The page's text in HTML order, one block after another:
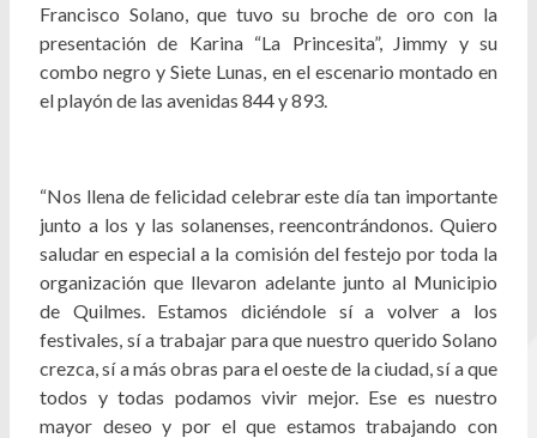
Francisco Solano, que tuvo su broche de oro con la
presentación de Karina “La Princesita”, Jimmy y su
combo negro y Siete Lunas, en el escenario montado en
el playón de las avenidas 844 y 893.
“Nos llena de felicidad celebrar este día tan importante
junto a los y las solanenses, reencontrándonos. Quiero
saludar en especial a la comisión del festejo por toda la
organización que llevaron adelante junto al Municipio
de Quilmes. Estamos diciéndole sí a volver a los
festivales, sí a trabajar para que nuestro querido Solano
crezca, sí a más obras para el oeste de la ciudad, sí a que
todos y todas podamos vivir mejor. Ese es nuestro
mayor deseo y por el que estamos trabajando con